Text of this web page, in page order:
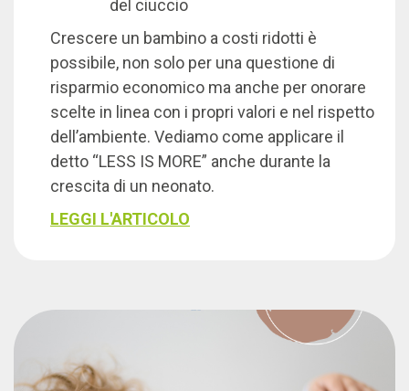
del ciuccio
Crescere un bambino a costi ridotti è
possibile, non solo per una questione di
risparmio economico ma anche per onorare
scelte in linea con i propri valori e nel rispetto
dell’ambiente. Vediamo come applicare il
detto “LESS IS MORE” anche durante la
crescita di un neonato.
LEGGI L'ARTICOLO